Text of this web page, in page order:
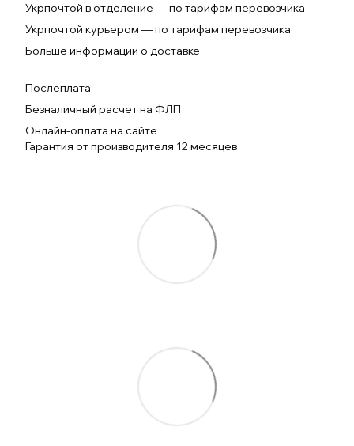
Укрпочтой в отделение — по тарифам перевозчика
Укрпочтой курьером — по тарифам перевозчика
Больше информации о доставке
Послеплата
Безналичный расчет на ФЛП
Онлайн-оплата на сайте
Гарантия от производителя 12 месяцев